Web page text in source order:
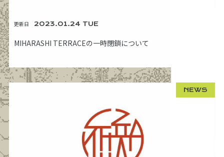
更新日 2023.01.24 TUE
MIHARASHI TERRACEの一時閉鎖について
NEWS